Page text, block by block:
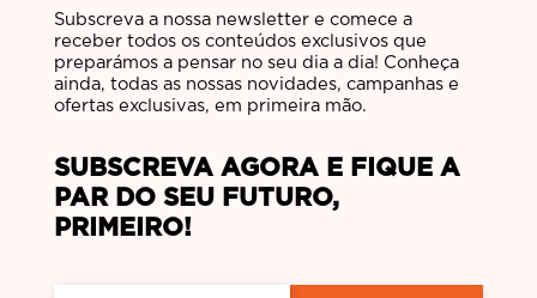
Subscreva a nossa newsletter e comece a
receber todos os conteúdos exclusivos que
preparámos a pensar no seu dia a dia! Conheça
ainda, todas as nossas novidades, campanhas e
ofertas exclusivas, em primeira mão.
SUBSCREVA AGORA E FIQUE A
PAR DO SEU FUTURO,
PRIMEIRO!